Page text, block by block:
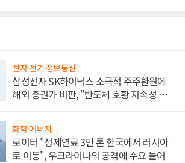
전자·전기·정보통신
삼성전자 SK하이닉스 소극적 주주환원에
해외 증권가 비판, "반도체 호황 지속성 의
화학·에너지
로이터 "정제연료 3만 톤 한국에서 러시아
로 이동", 우크라이나의 공격에 수요 늘어